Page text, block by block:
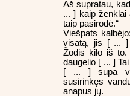
Aš supratau,
... ] kaip
taip pasirodė.“
Viešpats
visatą, jis [ ...
Žodis kilo iš to.
daugelio [ ... ]
[ ... ] supa
susirinkęs
anapus jų.